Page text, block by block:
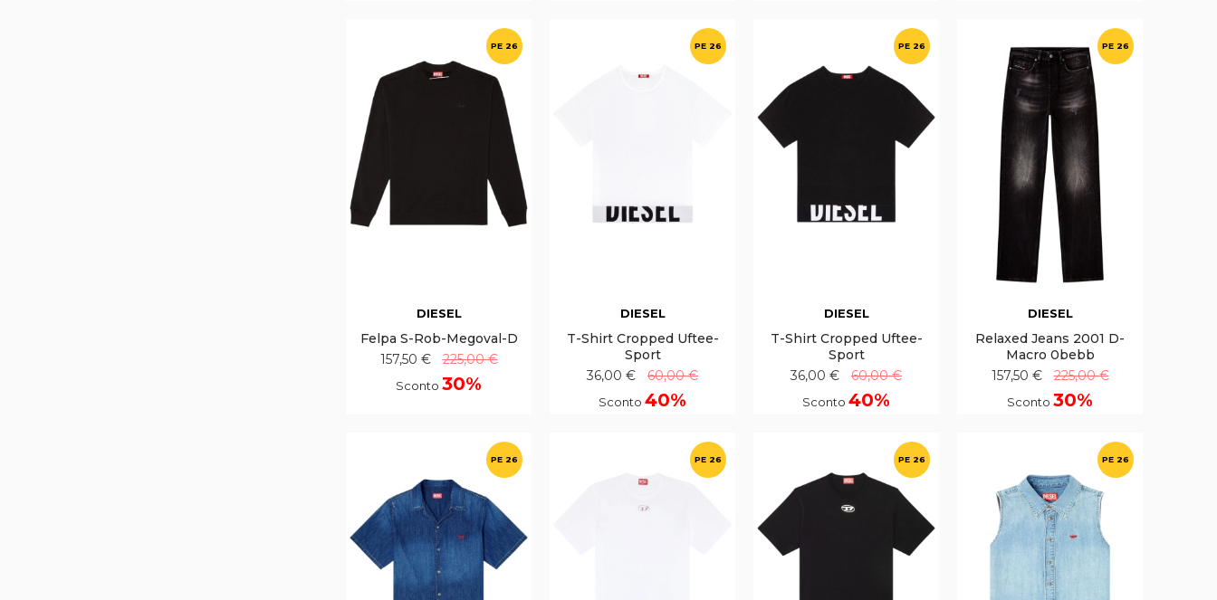
PE 26
DIESEL
Felpa S-Rob-Megoval-D
157,50 €
225,00 €
Sconto 30%
PE 26
DIESEL
T-Shirt Cropped Uftee-
Sport
36,00 €
60,00 €
Sconto 40%
PE 26
DIESEL
T-Shirt Cropped Uftee-
Sport
36,00 €
60,00 €
Sconto 40%
PE 26
DIESEL
Relaxed Jeans 2001 D-
Macro 0bebb
157,50 €
225,00 €
Sconto 30%
PE 26 PE 26 PE 26 PE 26